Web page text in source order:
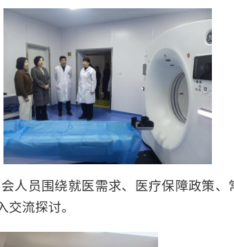
人员围绕就医需求、医疗保障政策、
流探讨。